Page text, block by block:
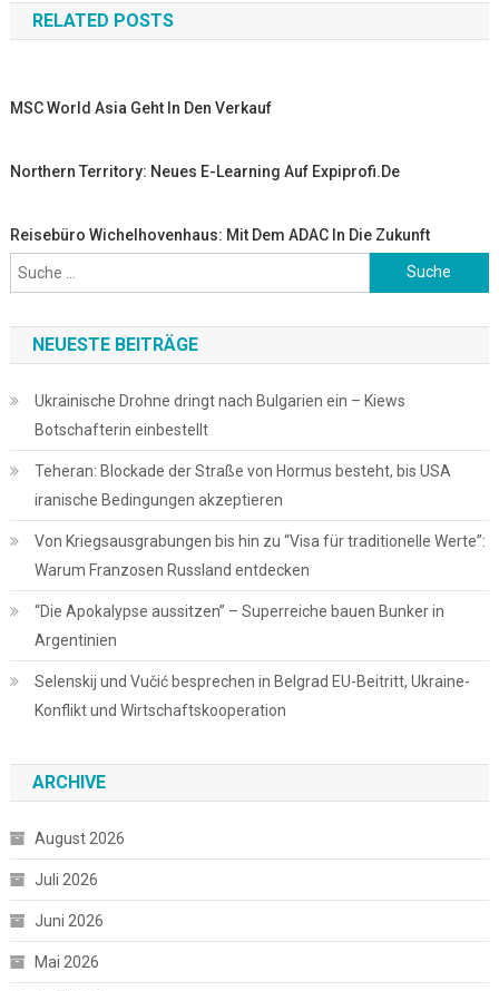
RELATED POSTS
MSC World Asia Geht In Den Verkauf
Northern Territory: Neues E-Learning Auf Expiprofi.de
Reisebüro Wichelhovenhaus: Mit Dem ADAC In Die Zukunft
Suche
nach:
NEUESTE BEITRÄGE
Ukrainische Drohne dringt nach Bulgarien ein – Kiews
Botschafterin einbestellt
Teheran: Blockade der Straße von Hormus besteht, bis USA
iranische Bedingungen akzeptieren
Von Kriegsausgrabungen bis hin zu “Visa für traditionelle Werte”:
Warum Franzosen Russland entdecken
“Die Apokalypse aussitzen” – Superreiche bauen Bunker in
Argentinien
Selenskij und Vučić besprechen in Belgrad EU-Beitritt, Ukraine-
Konflikt und Wirtschaftskooperation
ARCHIVE
August 2026
Juli 2026
Juni 2026
Mai 2026